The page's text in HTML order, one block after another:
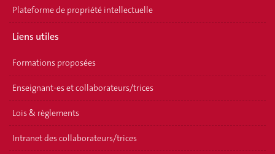
Plateforme de propriété intellectuelle
Liens utiles
Formations proposées
Enseignant-es et collaborateurs/trices
Lois & règlements
Intranet des collaborateurs/trices